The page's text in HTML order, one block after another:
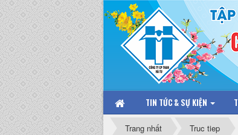
TIN TỨC & SỰ KIỆN
Trang nhất Truc tiep